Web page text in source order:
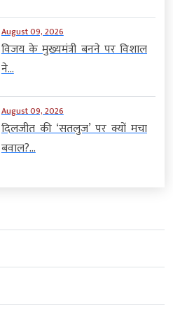
August 09, 2026
विजय के मुख्यमंत्री बनने पर विशाल
ने...
August 09, 2026
दिलजीत की ‘सतलुज’ पर क्यों मचा
बवाल?...